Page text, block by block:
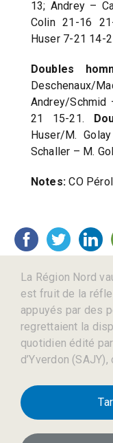
13; Andrey –
Colin 21-16
Huser 7-21 14-
Doubles
Deschenaux/
Andrey/Schmid
21 15-21.
Huser/M.
Schaller – M.
Notes:CO
La Région Nord
est fruit de la
appuyés par des
regrettaient la
quotidien édité
d’Yverdon